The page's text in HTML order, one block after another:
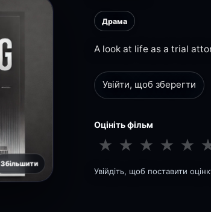
Збільшити
Драма
A look at life as a trial
Увійти, щоб зберегти
Оцініть фільм
★ ★ ★ ★ ★
Увійдіть, щоб поставити